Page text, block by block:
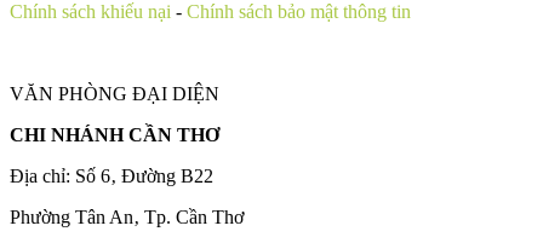
Chính sách khiếu nại - Chính sách bảo mật thông tin
VĂN PHÒNG ĐẠI DIỆN
CHI NHÁNH CẦN THƠ
Địa chỉ: Số 6‚ Đường B22
Phường Tân An‚ Tp. Cần Thơ